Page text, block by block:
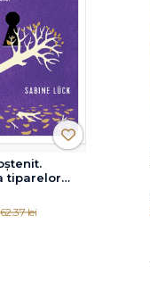
tiparelor
din
propriu
62.37 lei